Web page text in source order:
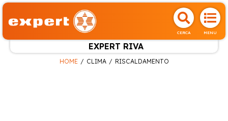
CERCA MENU
EXPERT RIVA
HOME CLIMA RISCALDAMENTO